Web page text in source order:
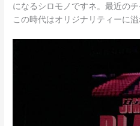
になるシロモノですネ。最近の
この時代はオリジナリティーに溢